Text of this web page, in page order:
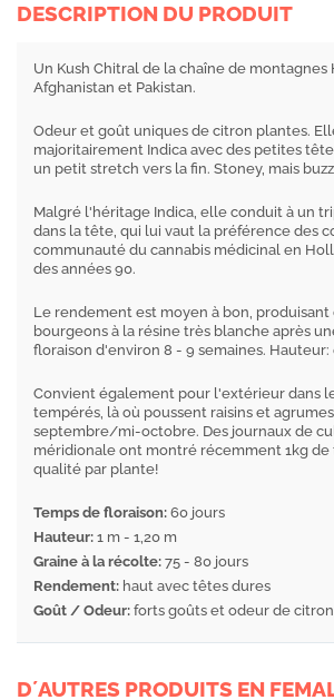
DESCRIPTION DU PRODUIT
Un Kush Chitral de la chaîne de montagnes
Afghanistan et Pakistan.
Odeur et goût uniques de citron plantes.
majoritairement Indica avec des petites
un petit stretch vers la fin. Stoney, mais
Malgré l'héritage Indica, elle conduit à un
dans la tête, qui lui vaut la préférence des
communauté du cannabis médicinal en
des années 90.
Le rendement est moyen à bon, produisant
bourgeons à la résine très blanche après
floraison d'environ 8 - 9 semaines. Hauteur:
Convient également pour l'extérieur dans
tempérés, là où poussent raisins et
septembre/mi-octobre. Des journaux de
méridionale ont montré récemment 1kg
qualité par plante!
Temps de floraison: 60 jours
Hauteur: 1 m - 1,20 m
Graine à la récolte: 75 - 80 jours
Rendement: haut avec têtes dures
Goût / Odeur: forts goûts et odeur de
D´AUTRES PRODUITS EN